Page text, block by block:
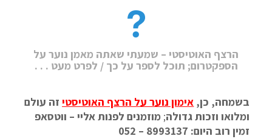
הרצף האוטיסטי – שמעתי שאתה מאמן נוער על
הספקטרום; תוכל לספר על כך / לפרט מעט . . .
בשמחה, כן, אימון נוער על הרצף האוטיסטיזה עולם
ומלואו וזכות גדולה; מוזמנים לפנות אליי – ווטסאפ
זמין רוב היום: 8993137 – 052